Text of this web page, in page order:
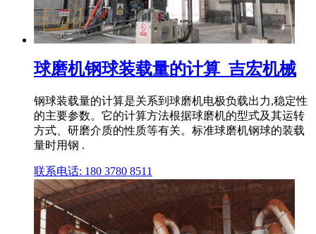
球磨机钢球装载量的计算_吉宏机械
钢球装载量的计算是关系到球磨机电极负载出力,稳定性
的主要参数。它的计算方法根据球磨机的型式及其运转
方式、研磨介质的性质等有关。标准球磨机钢球的装载
量时用钢 .
联系电话: 180 3780 8511